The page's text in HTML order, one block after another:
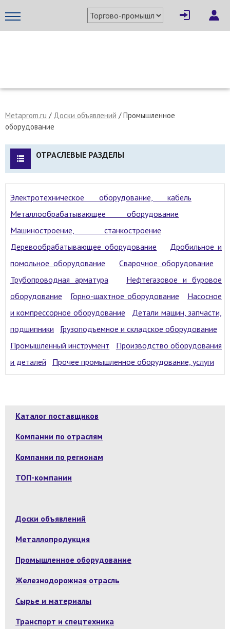
Metaprom.ru / Доски объявлений / Промышленное
оборудование
ОТРАСЛЕВЫЕ РАЗДЕЛЫ
Электротехническое оборудование, кабель
Металлообрабатывающее оборудование
Машиностроение, станкостроение
Деревообрабатывающее оборудование
Дробильное и
помольное оборудование
Сварочное оборудование
Трубопроводная арматура
Нефтегазовое и буровое
оборудование
Горно-шахтное оборудование
Насосное
и компрессорное оборудование
Детали машин, запчасти,
подшипники
Грузоподъемное и складское оборудование
Промышленный инструмент
Производство оборудования
и деталей
Прочее промышленное оборудование, услуги
Каталог поставщиков
Компании по отраслям
Компании по регионам
ТОП-компании
Доски объявлений
Металлопродукция
Промышленное оборудование
Железнодорожная отрасль
Сырье и материалы
Транспорт и спецтехника